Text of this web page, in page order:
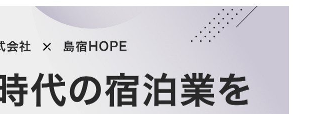
管理
スマレジ・ウェイター料金
自治体で使う
ート
POSデータとは？
インバウンド対策に
ついて
ピングモー